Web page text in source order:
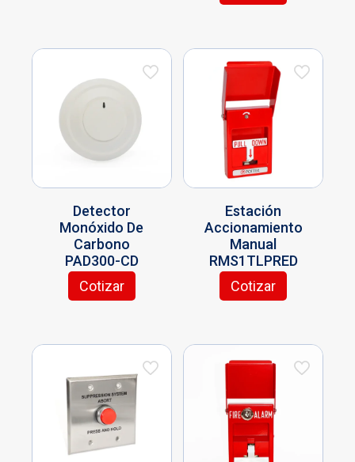
Detector
Monóxido De
Carbono
PAD300-CD
Cotizar
Estación
Accionamiento
Manual
RMS1TLPRED
Cotizar